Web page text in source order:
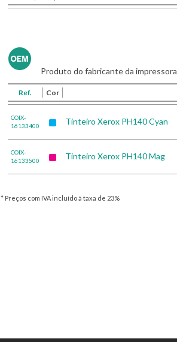
Produto do fabricante da impressora
Ref. Cor
COIX-
16133400
Tinteiro Xerox PH140 Cyan
COIX-
16133500
Tinteiro Xerox PH140 Mag
* Preços com IVA incluído à taxa de 23%